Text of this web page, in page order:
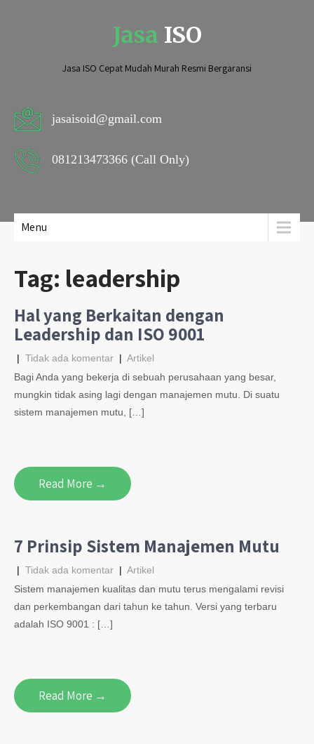
Jasa ISO
Jasa ISO Cepat Mudah Murah Resmi Bergaransi
jasaisoid@gmail.com
081213473366 (Call Only)
Menu
Tag: leadership
Hal yang Berkaitan dengan
Leadership dan ISO 9001
| Tidak ada komentar | Artikel
Bagi Anda yang bekerja di sebuah perusahaan yang besar,
mungkin tidak asing lagi dengan manajemen mutu. Di suatu
sistem manajemen mutu, […]
Read More →
7 Prinsip Sistem Manajemen Mutu
| Tidak ada komentar | Artikel
Sistem manajemen kualitas dan mutu terus mengalami revisi
dan perkembangan dari tahun ke tahun. Versi yang terbaru
adalah ISO 9001 : […]
Read More →